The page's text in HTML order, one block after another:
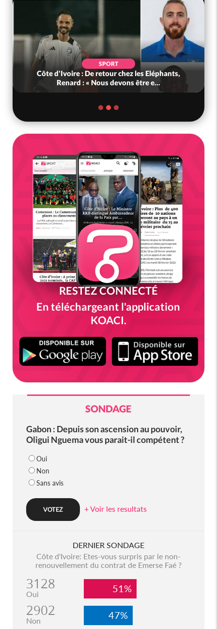
POLITIQUE
Ghana : Kenneth Adjei nommé ministre de la
Défense, Zanetor A-Rawlings à l...
RESTEZ CONNECTÉ
En téléchargeant l'application
KOACI.
SONDAGE
Gabon : Depuis son ascension au pouvoir,
Oligui Nguema vous parait-il compétent ?
Oui
Non
Sans avis
+ Voir les resultats
DERNIER SONDAGE
Côte d'Ivoire: Etes-vous surpris par le non-
renouvellement du contrat de Emerse Faé ?
3128
Oui 51%
2902
Non 47%